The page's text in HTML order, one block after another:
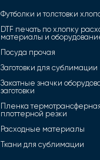
Футболки и толстовки
DTF печать по хлопку
материалы и
Посуда прочая
Заготовки для сублимации
Закатные значки
заготовки
Пленка
плоттерной резки
Расходные материалы
Ткани для сублимации